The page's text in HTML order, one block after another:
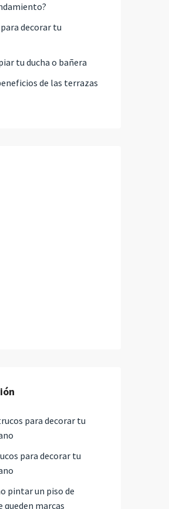
decorar tu
tu ducha o bañera
de las terrazas
para decorar tu
para decorar tu
pintar un piso de
queden marcas